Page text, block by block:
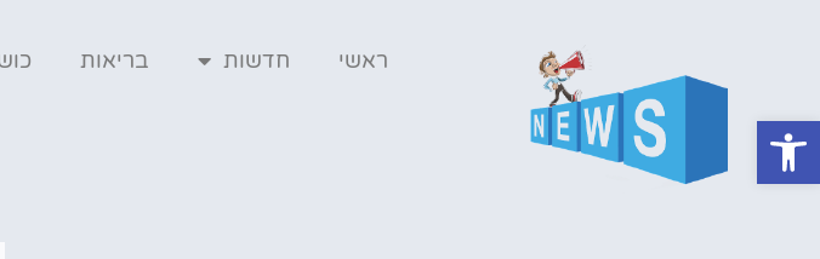
ראשי חדשות בריאות
פתח סרגל נגישות